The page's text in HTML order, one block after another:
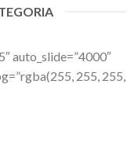
auto_slide=”4000″
255, 255,